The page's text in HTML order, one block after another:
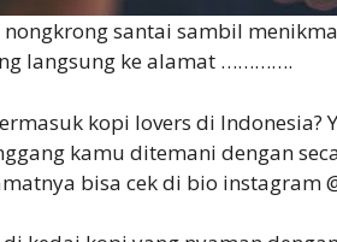
nongkrong santai sambil
langsung ke alamat ………….
kopi lovers di
kamu ditemani dengan
bisa cek di bio instagram